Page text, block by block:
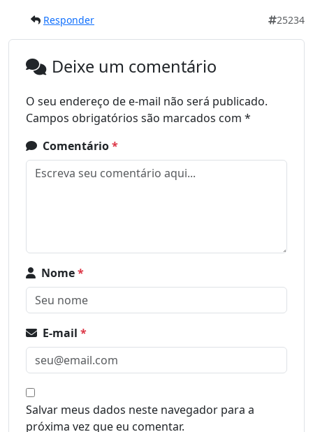
Responder 25234
Deixe um comentário
O seu endereço de e-mail não será publicado.
Campos obrigatórios são marcados com *
Comentário*
Nome*
E-mail *
Salvar meus dados neste navegador para a
próxima vez que eu comentar.